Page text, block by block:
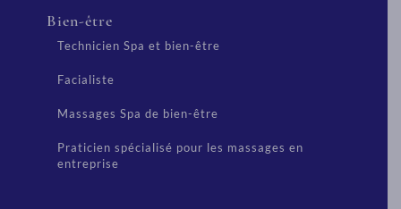
Bien-être
Technicien Spa et bien-être
Facialiste
Massages Spa de bien-être
Praticien spécialisé pour les massages en
entreprise